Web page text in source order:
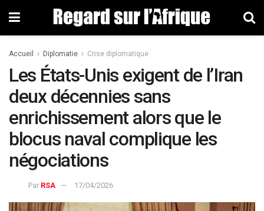
Accueil Diplomatie Crise diplomatique
Les États-Unis exigent de l’Iran
deux décennies sans
enrichissement alors que le
blocus naval complique les
négociations
Par RSA 17/04/2026